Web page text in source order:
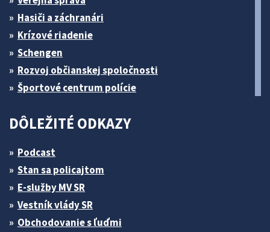
Hasiči a záchranári
Krízové riadenie
Schengen
Rozvoj občianskej spoločnosti
Športové centrum polície
DÔLEŽITÉ ODKAZY
Podcast
Stan sa policajtom
E-služby MV SR
Vestník vlády SR
Obchodovanie s ľuďmi